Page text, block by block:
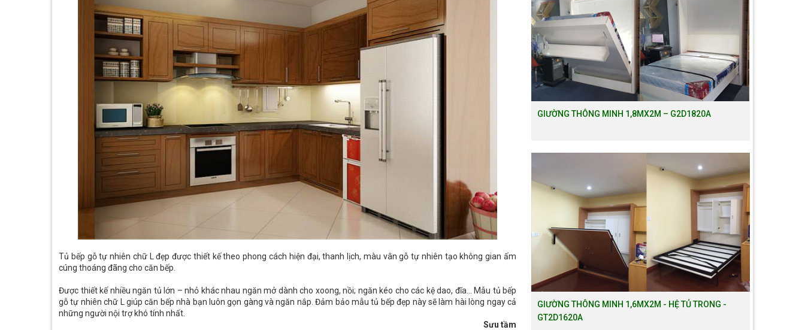
Tủ bếp gỗ tự nhiên chữ L đẹp được thiết kế theo phong cách hiện đại, thanh lịch, màu vân gỗ tự nhiên tạo không gian ấm
cúng thoáng đãng cho căn bếp.
Được thiết kế nhiều ngăn tủ lớn – nhỏ khác nhau ngăn mở dành cho xoong, nồi; ngăn kéo cho các kệ dao, đĩa… Mẫu tủ bếp
gỗ tự nhiên chữ L giúp căn bếp nhà bạn luôn gọn gàng và ngăn nắp. Đảm bảo mẫu tủ bếp đẹp này sẽ làm hài lòng ngay cả
những người nội trợ khó tính nhất.
Sưu tầm
GIƯỜNG THÔNG MINH 1,8MX2M – G2D1820A
GIƯỜNG THÔNG MINH 1,6MX2M - HỆ TỦ TRONG -
GT2D1620A